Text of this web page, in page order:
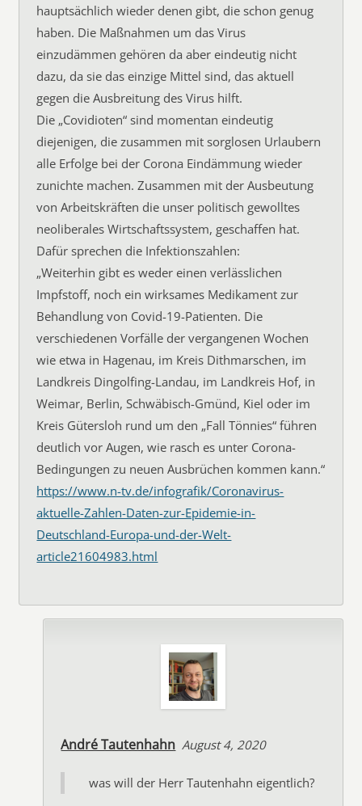
hauptsächlich wieder denen gibt, die schon genug
haben. Die Maßnahmen um das Virus
einzudämmen gehören da aber eindeutig nicht
dazu, da sie das einzige Mittel sind, das aktuell
gegen die Ausbreitung des Virus hilft.
Die „Covidioten“ sind momentan eindeutig
diejenigen, die zusammen mit sorglosen Urlaubern
alle Erfolge bei der Corona Eindämmung wieder
zunichte machen. Zusammen mit der Ausbeutung
von Arbeitskräften die unser politisch gewolltes
neoliberales Wirtschaftssystem, geschaffen hat.
Dafür sprechen die Infektionszahlen:
„Weiterhin gibt es weder einen verlässlichen
Impfstoff, noch ein wirksames Medikament zur
Behandlung von Covid-19-Patienten. Die
verschiedenen Vorfälle der vergangenen Wochen
wie etwa in Hagenau, im Kreis Dithmarschen, im
Landkreis Dingolfing-Landau, im Landkreis Hof, in
Weimar, Berlin, Schwäbisch-Gmünd, Kiel oder im
Kreis Gütersloh rund um den „Fall Tönnies“ führen
deutlich vor Augen, wie rasch es unter Corona-
Bedingungen zu neuen Ausbrüchen kommen kann.“
https://www.n-tv.de/infografik/Coronavirus-
aktuelle-Zahlen-Daten-zur-Epidemie-in-
Deutschland-Europa-und-der-Welt-
article21604983.html
André Tautenhahn August 4, 2020
was will der Herr Tautenhahn eigentlich?